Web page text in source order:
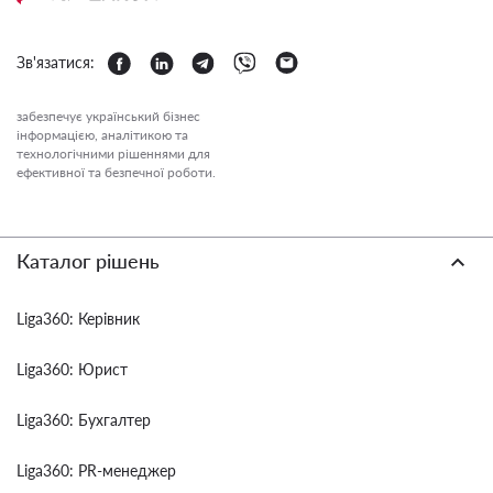
Зв'язатися:
забезпечує український бізнес
інформацією, аналітикою та
технологічними рішеннями для
ефективної та безпечної роботи.
Каталог рішень
Liga360: Керівник
Liga360: Юрист
Liga360: Бухгалтер
Liga360: PR-менеджер